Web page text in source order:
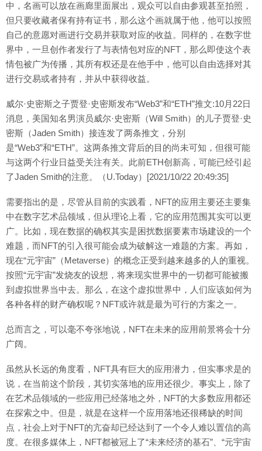
中，名画可以放在画廊里面展出，观众可以自由参观甚至拍照，
但只要收藏者保有持有证书，那么这个画就属于他，他可以按照
自己的意愿对画进行交易并获取对应的收益。同样的，在数字世
界中，一旦创作者发行了与表情包对应的NFT，那么即使这个表
情包被广为传播，其所有权还是在他手中，他可以自由选择对其
进行交易或者持有，并从中获得收益。
威尔·史密斯之子贾登·史密斯发布“Web3”和“ETH”推文:10月22日
消息，美国知名男演员威尔·史密斯（Will Smith）的儿子贾登·史
密斯（Jaden Smith）接连发了两条推文，分别
是“Web3”和“ETH”。这两条推文背后的目的尚未可知，但很可能
与这两个行业日益受关注有关。此前ETH创新高，可能已经引起
了Jaden Smith的注意。（U.Today）[2021/10/22 20:49:35]
需要指出的是，尽管从目前的实践看，NFT的应用主要还主要集
中在数字艺术品领域，但从理论上看，它的应用范围其实可以更
广。比如，现在数据的确权其实是困扰数据要素市场建设的一个
难题，而NFT的引入很可能会成为破解这一难题的方案。再如，
现在“元宇宙”（Metaverse）的概念正受到越来越多的人的重视。
按照“元宇宙”发烧友的设想，将来现实世界中的一切都可能被搬
到虚拟世界当中去。那么，在这个虚拟世界中，人们应该如何为
各种各样的财产确权呢？NFT或许就是最为可行的方案之一。
总而言之，可以毫不夸张地说，NFT在未来的应用前景将会十分
广阔。
虽然从长远的角度看，NFT具有巨大的应用潜力，但实事求是的
说，在当前这个阶段，其切实落地的应用还很少。事实上，除了
在艺术品领域的一些应用已经落地之外，NFT的大多数应用都还
在探索之中。但是，就是在这样一个应用落地还很稀缺的时间
点，社会上对于NFT的亢奋却已经达到了一个令人难以置信的高
度。在很多媒体上，NFT都被冠上了“未来经济的基石”、“元宇宙